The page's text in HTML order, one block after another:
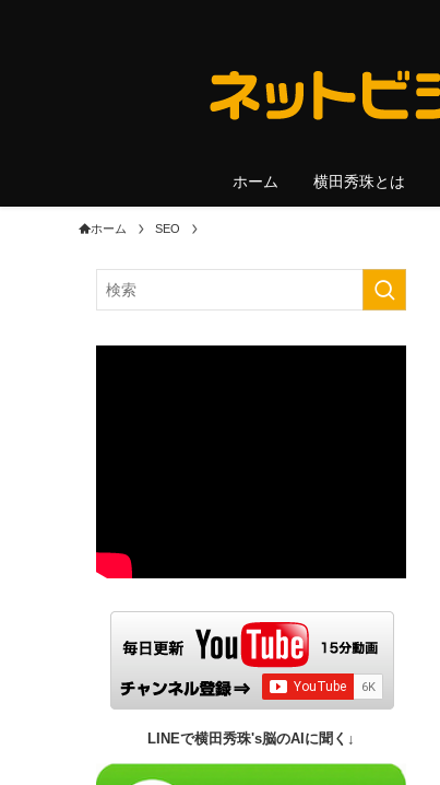
ホーム 横田秀珠とは
ホーム SEO
LINEで横田秀珠's脳のAIに聞く↓